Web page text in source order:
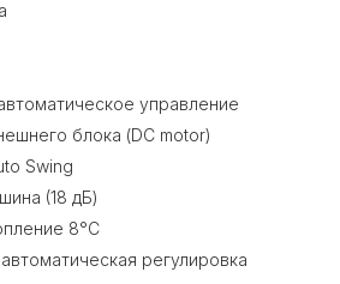
управление
блока (DC motor)
Swing
(18 дБ)
8°C
регулировка